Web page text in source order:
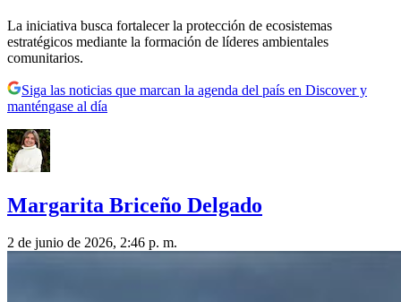
La iniciativa busca fortalecer la protección de ecosistemas
estratégicos mediante la formación de líderes ambientales
comunitarios.
Siga las noticias que marcan la agenda del país en Discover y
manténgase al día
Margarita Briceño Delgado
2 de junio de 2026, 2:46 p. m.